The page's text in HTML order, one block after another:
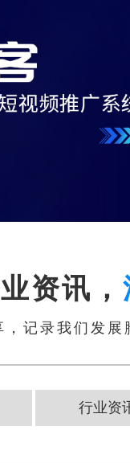
资讯，
，记录我们发展
行业资